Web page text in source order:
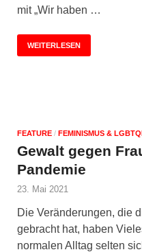
mit „Wir haben …
WEITERLESEN
FEATURE / FEMINISMUS &
Gewalt gegen
Pandemie
23. Mai 2021
Die Veränderungen, die
gebracht hat, haben
normalen Alltag selten